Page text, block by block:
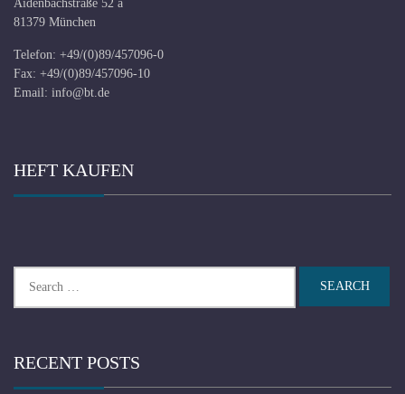
Aidenbachstraße 52 a
81379 München
Telefon: +49/(0)89/457096-0
Fax: +49/(0)89/457096-10
Email: info@bt.de
HEFT KAUFEN
for:
RECENT POSTS